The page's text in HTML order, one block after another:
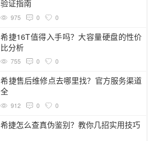
验证指南
975 0 0
希捷16T值得入手吗？大容量硬盘的性价
比分析
755 0 0
希捷售后维修点去哪里找？官方服务渠道
全
912 0 0
希捷怎么查真伪鉴别？教你几招实用技巧